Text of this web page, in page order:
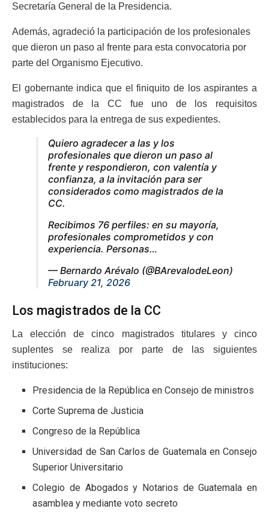
Secretaría General de la Presidencia.
Además, agradeció la participación de los profesionales
que dieron un paso al frente para esta convocatoria por
parte del Organismo Ejecutivo.
El gobernante indica que el finiquito de los aspirantes a
magistrados de la CC fue uno de los requisitos
establecidos para la entrega de sus expedientes.
Quiero agradecer a las y los
profesionales que dieron un paso al
frente y respondieron, con valentía y
confianza, a la invitación para ser
considerados como magistrados de la
CC.
Recibimos 76 perfiles: en su mayoría,
profesionales comprometidos y con
experiencia. Personas…
— Bernardo Arévalo (@BArevalodeLeon)
February 21, 2026
Los magistrados de la CC
La elección de cinco magistrados titulares y cinco
suplentes se realiza por parte de las siguientes
instituciones:
Presidencia de la República en Consejo de ministros
Corte Suprema de Justicia
Congreso de la República
Universidad de San Carlos de Guatemala en Consejo
Superior Universitario
Colegio de Abogados y Notarios de Guatemala en
asamblea y mediante voto secreto